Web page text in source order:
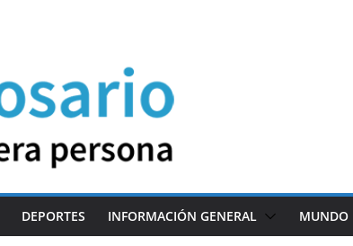
DEPORTES INFORMACIÓN GENERAL MUNDO